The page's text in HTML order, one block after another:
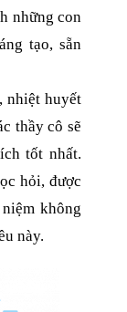
những con
tạo, sẵn
nhiệt huyết
thầy cô sẽ
tốt nhất.
hỏi, được
không
này.